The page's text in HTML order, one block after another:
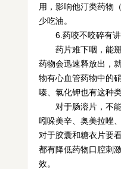
用，影响他汀类药物
少吃油。
6.药咬不咬碎有
药片难下咽，能掰
药物会迅速释放出，
物有心血管药物中的
嗪、氯化钾也有这种
对于肠溶片，不能
吲哚美辛、奥美拉唑
对于胶囊和糖衣片要
都有降低药物口腔刺
效。